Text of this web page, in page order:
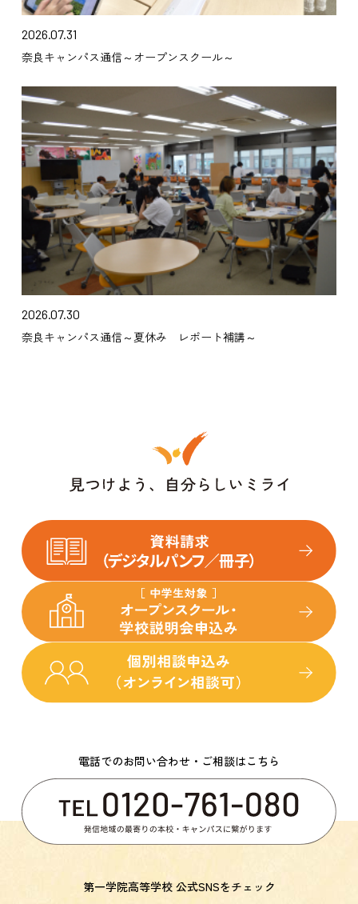
2026.07.31
奈良キャンパス通信～オープンスクール～
2026.07.30
奈良キャンパス通信～夏休み レポート補講～
電話でのお問い合わせ・ご相談はこちら
第一学院高等学校 公式SNSをチェック